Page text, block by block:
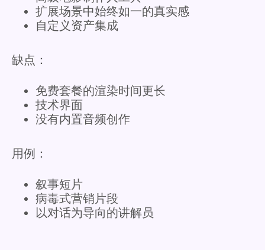
扩展场景中始终如一的真实感
自定义资产集成
缺点：
免费套餐的渲染时间更长
技术界面
没有内置音频创作
用例：
叙事短片
病毒式营销片段
以对话为导向的讲解员